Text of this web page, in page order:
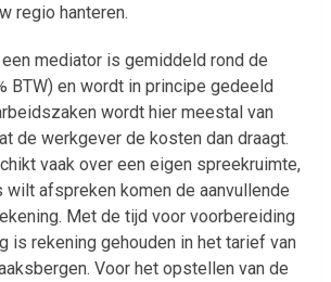
regio hanteren.
mediator is gemiddeld rond de
BTW) en wordt in principe gedeeld
wordt hier meestal van
de werkgever de kosten dan draagt.
vaak over een eigen spreekruimte,
wilt afspreken komen de aanvullende
Met de tijd voor voorbereiding
is rekening gehouden in het tarief van
Voor het opstellen van de